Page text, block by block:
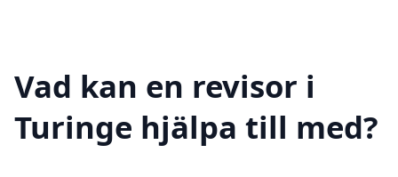
Vad kan en revisor i
Turinge hjälpa till med?